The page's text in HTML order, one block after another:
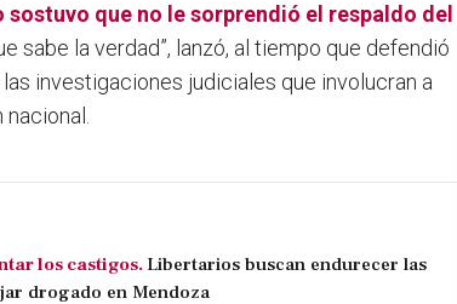
que no le sorprendió el respaldo del
sabe la verdad”, lanzó, al tiempo que defendió
investigaciones judiciales que involucran a
los castigos.Libertarios buscan endurecer las
drogado en Mendoza